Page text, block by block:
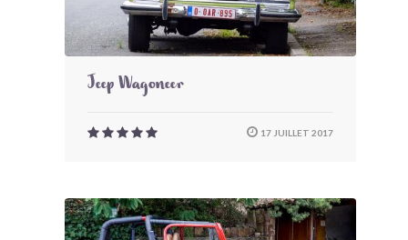
Jeep Wagoneer
17 JUILLET 2017